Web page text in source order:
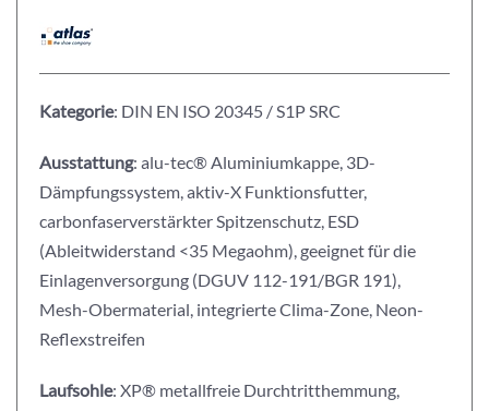
Kategorie: DIN EN ISO 20345 / S1P SRC
Ausstattung: alu-tec® Aluminiumkappe, 3D-
Dämpfungssystem, aktiv-X Funktionsfutter,
carbonfaserverstärkter Spitzenschutz, ESD
(Ableitwiderstand <35 Megaohm), geeignet für die
Einlagenversorgung (DGUV 112-191/BGR 191),
Mesh-Obermaterial, integrierte Clima-Zone, Neon-
Reflexstreifen
Laufsohle: XP® metallfreie Durchtritthemmung,